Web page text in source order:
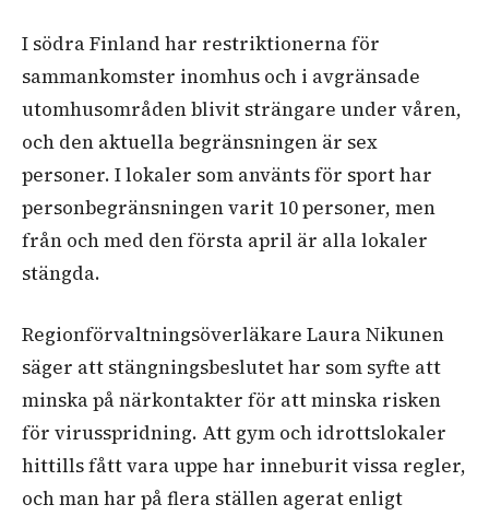
I södra Finland har restriktionerna för
sammankomster inomhus och i avgränsade
utomhusområden blivit strängare under våren,
och den aktuella begränsningen är sex
personer. I lokaler som använts för sport har
personbegränsningen varit 10 personer, men
från och med den första april är alla lokaler
stängda.
Regionförvaltningsöverläkare Laura Nikunen
säger att stängningsbeslutet har som syfte att
minska på närkontakter för att minska risken
för virusspridning. Att gym och idrottslokaler
hittills fått vara uppe har inneburit vissa regler,
och man har på flera ställen agerat enligt